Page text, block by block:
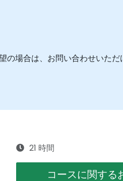
場合は、お問い合わせいただ
21 時間
コースに関する